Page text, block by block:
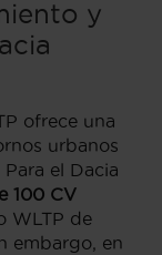
y
ofrece una
urbanos
el Dacia
100 CV
WLTP de
embargo, en